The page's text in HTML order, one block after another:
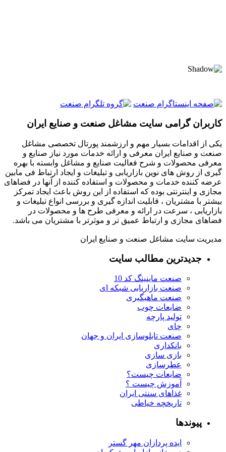
کاربران گرامی سایت مشاغل صنعت و صنایع ایران
یکی از اقدامات بسیار مهم و ارزشمند پورتال تخصصی مشاغل
صنعت و صنایع ایران معرفی و ارائه خدمات مورد نیاز صنایع و
معرفی محصولات و شرح فعالیت صنایع و مشاغل وابسته با بهره
گیری از روش های نوین بازاریابی و تبلیغات و ایجاد ارتباط فی مابین
عرضه کننده خدمات و محصولات و استفاده کننده از آنها در فضاهای
مجازی و اینترنتی بوده که استفاده از این روش باعث ایجاد تمرکز
بیشتر با مشتریان ، قابلیت اندازه گیری و بررسی انواع تبلیغات و
بازاریابی ، سرعت در ارائه و معرفی طرح ها و محصولات در
فضاهای مجازی و ارتباط عمیق تر و موثرتر با مشتریان می باشد.
مدیریت سایت مشاغل صنعت و صنایع ایران
جدیدترین مطالب سایت
صنعت ماینینگ کد 10
صنعت بازاریابی شبکه ای
صنعت ماهیگیری
ضایعات چوب
تولید پارچه
چای
صنعت تابلوسازی ایران و جهان
بانکداری
بازی سازی
عطرسازی
ضایعات چیست؟
آموزش چیست ؟
غذاهای سنتی ایران
تاریخچه خیاطی
پیوندها
ایده پردازان مهر گستر